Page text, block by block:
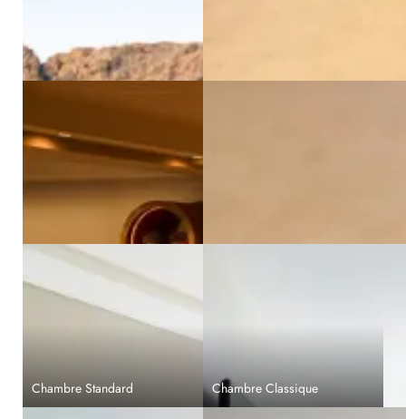
Chambre Standard Chambre Classique